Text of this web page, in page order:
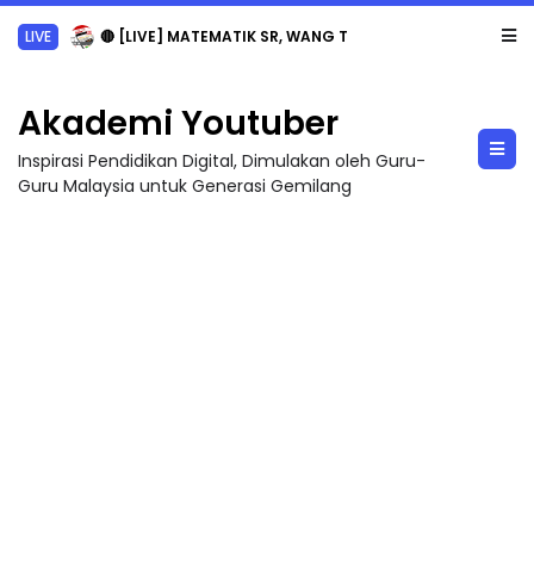
LIVE 🔴 [LIVE] MATEMATIK SR, WANG TAHUN 6 OLEH CIKGU ANITA #ALLINONE #141 #...
Akademi Youtuber
Inspirasi Pendidikan Digital, Dimulakan oleh Guru-
Guru Malaysia untuk Generasi Gemilang